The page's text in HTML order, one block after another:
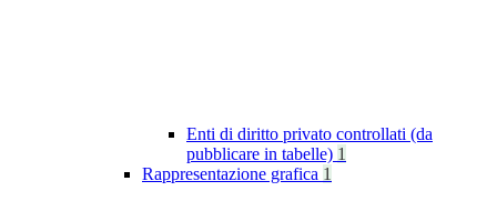
Enti di diritto privato controllati (da
pubblicare in tabelle) 1
Rappresentazione grafica 1